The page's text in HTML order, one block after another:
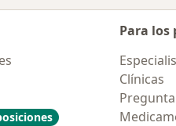
Para los
Clínicas